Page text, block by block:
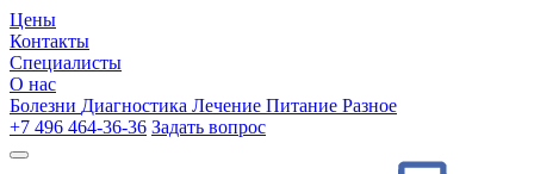
Цены
Контакты
Специалисты
О нас
Болезни Диагностика Лечение Питание Разное
+7 496 464-36-36 Задать вопрос